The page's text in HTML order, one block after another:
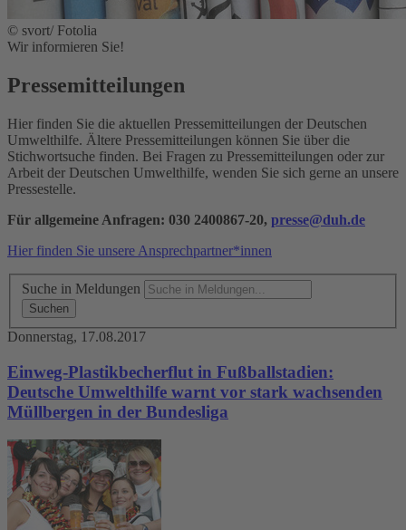
© svort/ Fotolia
Wir informieren Sie!
Pressemitteilungen
Hier finden Sie die aktuellen Pressemitteilungen der Deutschen
Umwelthilfe. Ältere Pressemitteilungen können Sie über die
Stichwortsuche finden. Bei Fragen zu Pressemitteilungen oder zur
Arbeit der Deutschen Umwelthilfe, wenden Sie sich gerne an unsere
Pressestelle.
Für allgemeine Anfragen: 030 2400867-20, presse@duh.de
Hier finden Sie unsere Ansprechpartner*innen
Suche in Meldungen
Donnerstag, 17.08.2017
Einweg-Plastikbecherflut in Fußballstadien:
Deutsche Umwelthilfe warnt vor stark wachsenden
Müllbergen in der Bundesliga